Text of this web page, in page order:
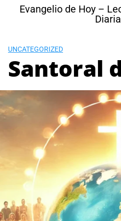
Evangelio de Hoy –
Diaria
UNCATEGORIZED
Santoral